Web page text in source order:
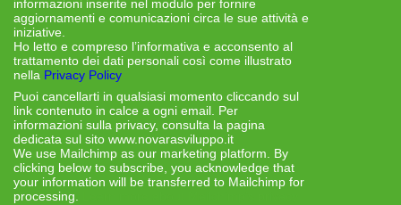
informazioni inserite nel modulo per fornire
aggiornamenti e comunicazioni circa le sue attività e
iniziative.
Ho letto e compreso l’informativa e acconsento al
trattamento dei dati personali così come illustrato
nella Privacy Policy
Puoi cancellarti in qualsiasi momento cliccando sul
link contenuto in calce a ogni email. Per
informazioni sulla privacy, consulta la pagina
dedicata sul sito www.novarasviluppo.it
We use Mailchimp as our marketing platform. By
clicking below to subscribe, you acknowledge that
your information will be transferred to Mailchimp for
processing.